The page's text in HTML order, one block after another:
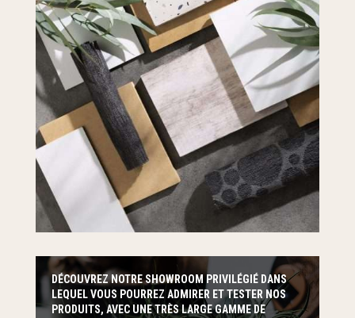
DÉCOUVREZ NOTRE SHOWROOM PRIVILÉGIÉ DANS
LEQUEL VOUS POURREZ ADMIRER ET TESTER NOS
PRODUITS, AVEC UNE TRÈS LARGE GAMME DE